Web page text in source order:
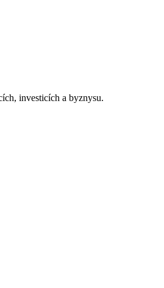
investicích a byznysu.